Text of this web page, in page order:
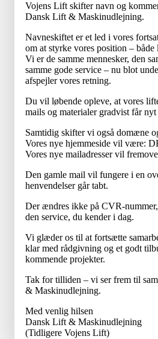
Vojens Lift skifter navn og
Dansk Lift & Maskinudlejning.
Navneskiftet er et led i vores
om at styrke vores position –
Vi er de samme mennesker, den
samme gode service – nu blot
afspejler vores retning.
Du vil løbende opleve, at vores
mails og materialer gradvist får
Samtidig skifter vi også domæne
Vores nye hjemmeside vil være:
Vores nye mailadresser vil
Den gamle mail vil fungere i en
henvendelser går tabt.
Der ændres ikke på CVR-
den service, du kender i dag.
Vi glæder os til at fortsætte
klar med rådgivning og et godt
kommende projekter.
Tak for tilliden – vi ser frem til
& Maskinudlejning.
Med venlig hilsen
Dansk Lift & Maskinudlejning
(Tidligere Vojens Lift)